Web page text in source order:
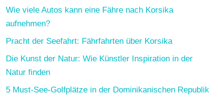
Wie viele Autos kann eine Fähre nach Korsika
aufnehmen?
Pracht der Seefahrt: Fährfahrten über Korsika
Die Kunst der Natur: Wie Künstler Inspiration in der
Natur finden
5 Must-See-Golfplätze in der Dominikanischen Republik